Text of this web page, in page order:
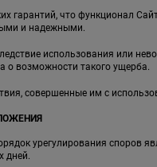
гарантий, что функционал
и надежными.
использования или
о возможности такого ущерба.
совершенные им с
урегулирования споров
дней.